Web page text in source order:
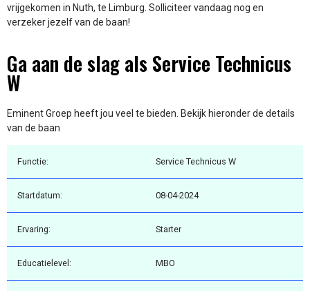
vrijgekomen in Nuth, te Limburg. Solliciteer vandaag nog en
verzeker jezelf van de baan!
Ga aan de slag als Service Technicus
W
Eminent Groep heeft jou veel te bieden. Bekijk hieronder de details
van de baan
Functie: Service Technicus W
Startdatum: 08-04-2024
Ervaring: Starter
Educatielevel: MBO